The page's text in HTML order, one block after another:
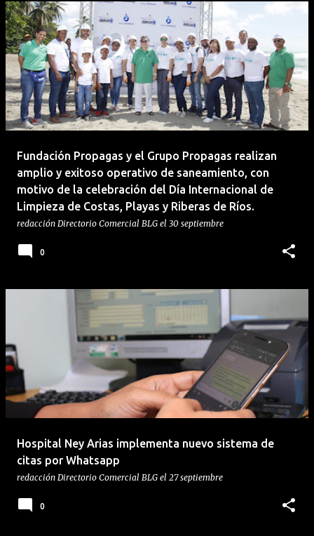
Fundación Propagas y el Grupo Propagas realizan
amplio y exitoso operativo de saneamiento, con
motivo de la celebración del Día Internacional de
Limpieza de Costas, Playas y Riberas de Ríos.
redacción Directorio Comercial BLG el 30 septiembre
0
Hospital Ney Arias implementa nuevo sistema de
citas por Whatsapp
redacción Directorio Comercial BLG el 27 septiembre
0